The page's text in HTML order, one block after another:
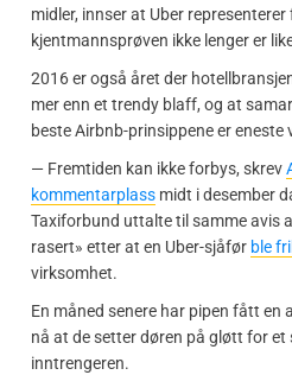
midler, innser at Uber
kjentmannsprøven ikke lenger er
2016 er også året der
mer enn et trendy blaff, og at
beste Airbnb-prinsippene er eneste
— Fremtiden kan ikke forbys, skrev
kommentarplass midt i desember
Taxiforbund uttalte til samme avis
rasert» etter at en Uber-sjåfør ble
virksomhet.
En måned senere har pipen fått en
nå at de setter døren på gløtt for et
inntrengeren.